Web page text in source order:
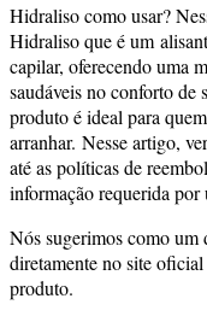
Hidraliso como usar?
Hidraliso que é um
capilar, oferecendo uma
saudáveis no conforto de
produto é ideal para
arranhar. Nesse artigo,
até as políticas de
informação requerida por
Nós sugerimos como um
diretamente no site
produto.